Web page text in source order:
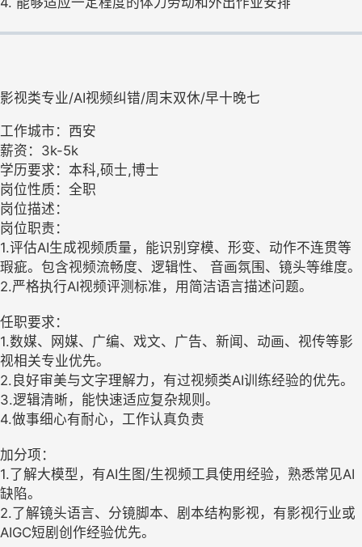
影视类专业/AI视频纠错/周末双休/早十晚七
工作城市：西安
薪资：3k-5k
学历要求：本科,硕士,博士
岗位性质：全职
岗位描述：
岗位职责：
1.评估AI生成视频质量，能识别穿模、形变、动作不连贯等
瑕疵。包含视频流畅度、逻辑性、 音画氛围、镜头等维度。
2.严格执行AI视频评测标准，用简洁语言描述问题。
任职要求：
1.数媒、网媒、广编、戏文、广告、新闻、动画、视传等影
视相关专业优先。
2.良好审美与文字理解力，有过视频类AI训练经验的优先。
3.逻辑清晰，能快速适应复杂规则。
4.做事细心有耐心，工作认真负责
加分项：
1.了解大模型，有AI生图/生视频工具使用经验，熟悉常见AI
缺陷。
2.了解镜头语言、分镜脚本、剧本结构影视，有影视行业或
AIGC短剧创作经验优先。